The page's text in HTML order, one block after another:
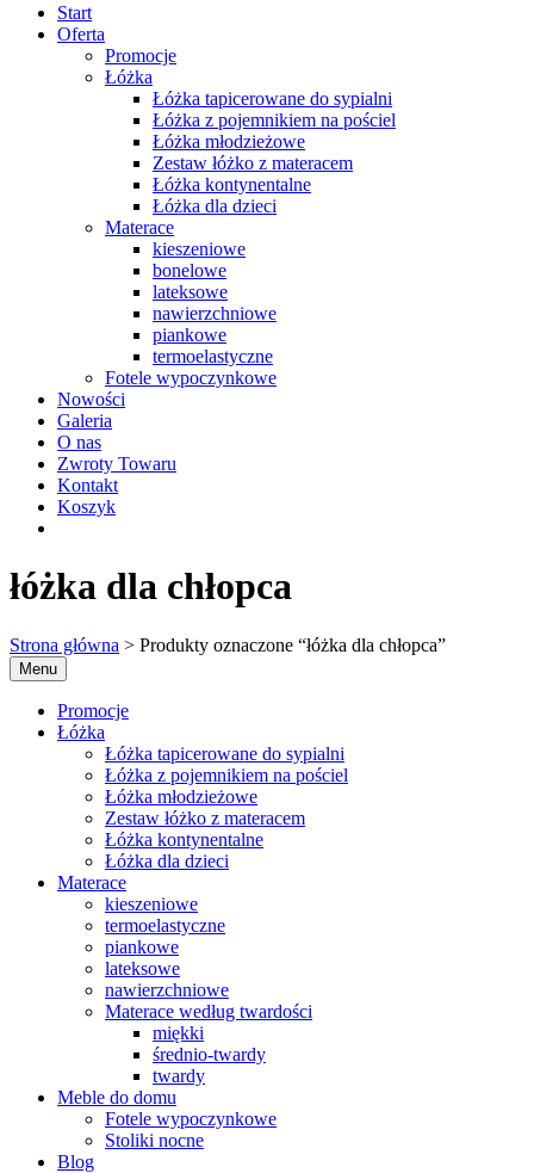
Start
Oferta
Promocje
Łóżka
Łóżka tapicerowane do sypialni
Łóżka z pojemnikiem na pościel
Łóżka młodzieżowe
Zestaw łóżko z materacem
Łóżka kontynentalne
Łóżka dla dzieci
Materace
kieszeniowe
bonelowe
lateksowe
nawierzchniowe
piankowe
termoelastyczne
Fotele wypoczynkowe
Nowości
Galeria
O nas
Zwroty Towaru
Kontakt
Koszyk
łóżka dla chłopca
Strona główna > Produkty oznaczone “łóżka dla chłopca”
Menu
Promocje
Łóżka
Łóżka tapicerowane do sypialni
Łóżka z pojemnikiem na pościel
Łóżka młodzieżowe
Zestaw łóżko z materacem
Łóżka kontynentalne
Łóżka dla dzieci
Materace
kieszeniowe
termoelastyczne
piankowe
lateksowe
nawierzchniowe
Materace według twardości
miękki
średnio-twardy
twardy
Meble do domu
Fotele wypoczynkowe
Stoliki nocne
Blog